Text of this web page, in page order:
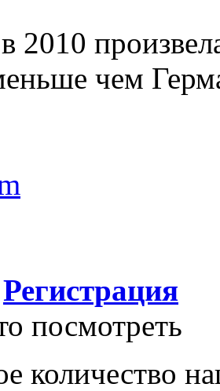
чем
Регистрация
посмотреть
количество